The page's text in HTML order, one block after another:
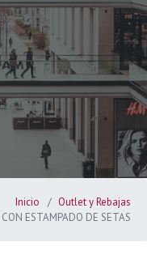
Inicio
Outlet y Rebajas
ESTAMPADO DE SETAS